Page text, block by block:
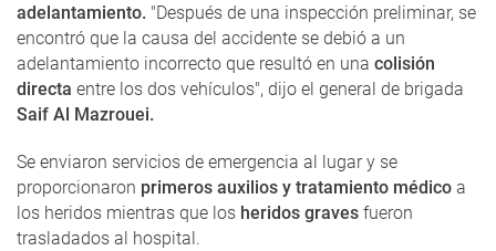
adelantamiento. "Después de una inspección preliminar, se
encontró que la causa del accidente se debió a un
adelantamiento incorrecto que resultó en una colisión
directa entre los dos vehículos", dijo el general de brigada
Saif Al Mazrouei.
Se enviaron servicios de emergencia al lugar y se
proporcionaron primeros auxilios y tratamiento médico a
los heridos mientras que los heridos graves fueron
trasladados al hospital.